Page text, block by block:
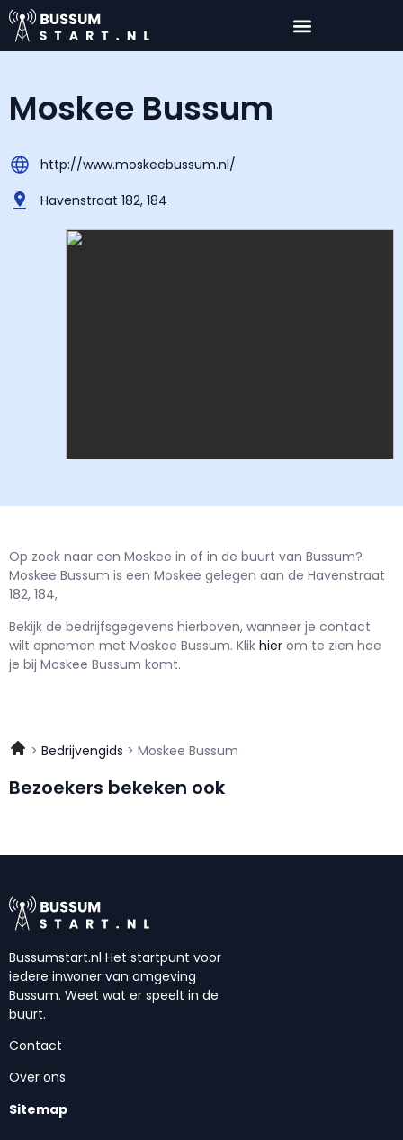
Moskee Bussum
http://www.moskeebussum.nl/
Havenstraat 182, 184
Op zoek naar een Moskee in of in de buurt van Bussum?
Moskee Bussum is een Moskee gelegen aan de Havenstraat
182, 184,
Bekijk de bedrijfsgegevens hierboven, wanneer je contact
wilt opnemen met Moskee Bussum. Klik hier om te zien hoe
je bij Moskee Bussum komt.
Bedrijvengids Moskee Bussum
Bezoekers bekeken ook
Bussumstart.nl Het startpunt voor
iedere inwoner van omgeving
Bussum. Weet wat er speelt in de
buurt.
Contact
Over ons
Sitemap